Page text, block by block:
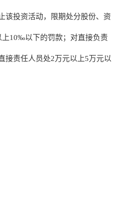
该投资活动，限期处分股份、资
10‰以下的罚款；对直接负责
接责任人员处2万元以上5万元以